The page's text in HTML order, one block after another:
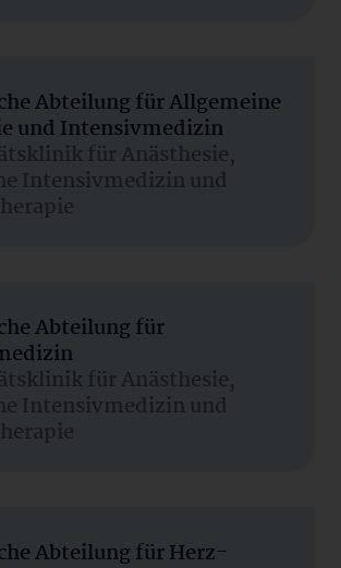
Abteilung für Allgemeine
und Intensivmedizin
für Anästhesie,
Intensivmedizin und
Abteilung für
für Anästhesie,
Intensivmedizin und
Abteilung für Herz-